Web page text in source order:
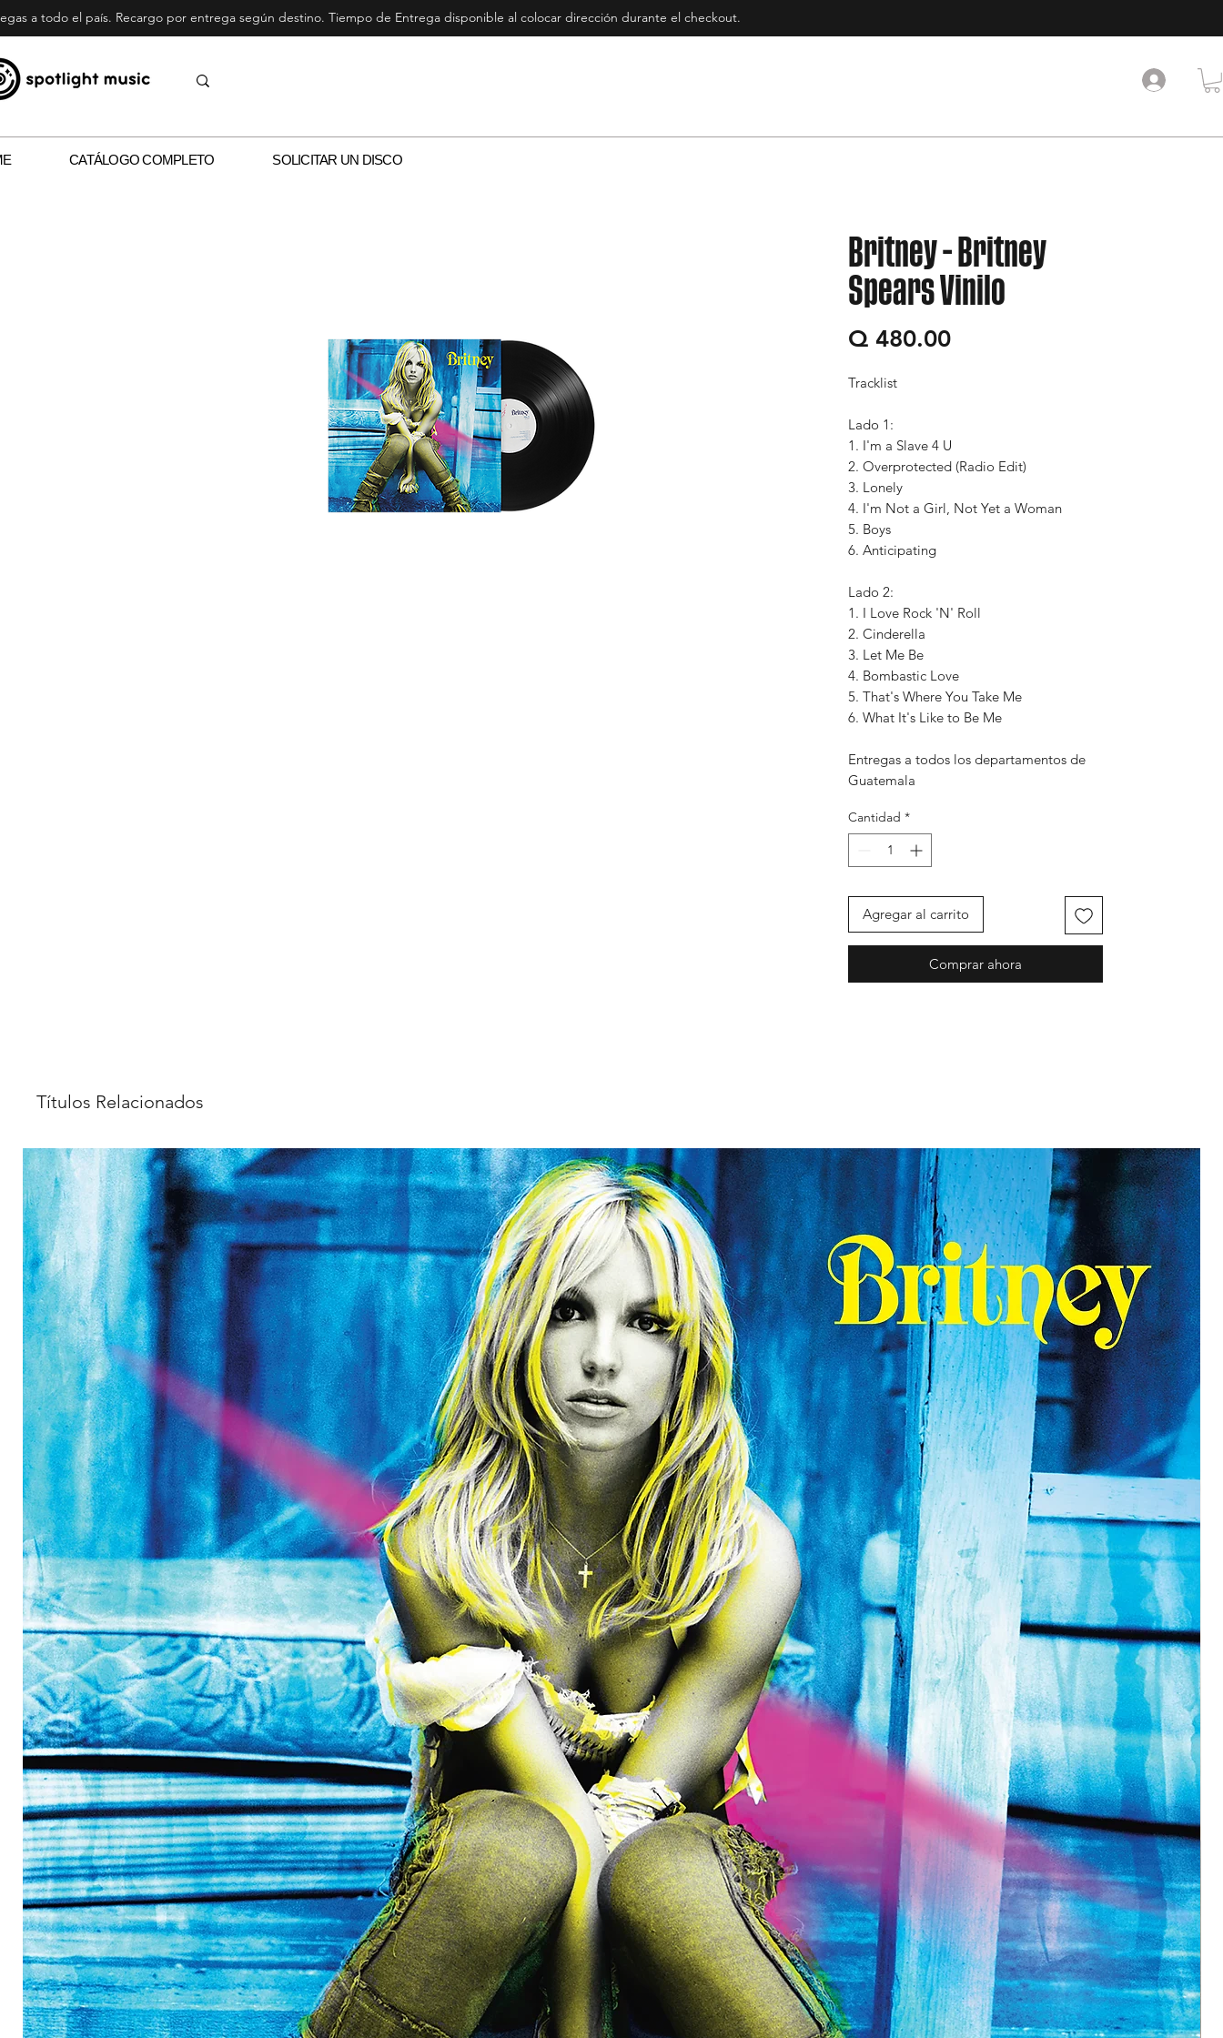
a todo el país. Recargo por entrega según destino. Tiempo de Entrega disponible al colocar dirección durante el checkout.
CATÁLOGO COMPLETO SOLICITAR UN DISCO
Britney - Britney
Spears Vinilo
Q 480.00Precio
Tracklist
Lado 1:
1. I'm a Slave 4 U
2. Overprotected (Radio Edit)
3. Lonely
4. I'm Not a Girl, Not Yet a Woman
5. Boys
6. Anticipating
Lado 2:
1. I Love Rock 'N' Roll
2. Cinderella
3. Let Me Be
4. Bombastic Love
5. That's Where You Take Me
6. What It's Like to Be Me
Entregas a todos los departamentos de
Guatemala
Cantidad *
Agregar al carrito
Comprar ahora
Títulos Relacionados